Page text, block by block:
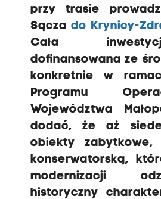
przy trasie
Sącza do Krynicy-
Cała
dofinansowana ze
konkretnie w
Programu
Województwa
dodać, że aż
obiekty
konserwatorską,
modernizacji
historyczny